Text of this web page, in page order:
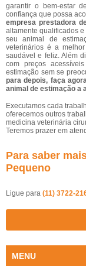
garantir o bem-estar
confiança que possa
empresa prestadora
altamente qualificados
seu animal de
veterinários é a
saudável e feliz. Além
com preços
estimação sem se
para depois, faça
animal de estimação a
Executamos cada
oferecemos outros
medicina veterinária
Teremos prazer em
Para saber
Pequeno
Ligue para (11) 3722-
MENU